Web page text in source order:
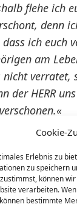
Cookie-
Erlebnis zu
zu speichern
können
verarbeiten.
bestimmte
flehe ich
denn
ich euch
am
verratet,
der HERR
sie die
Flucht zu
finden!
ihr wollt.«